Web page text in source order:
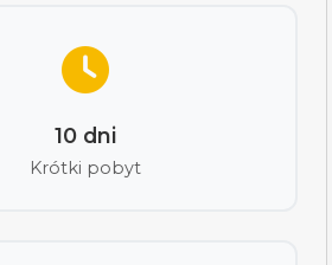
10 dni
Krótki pobyt